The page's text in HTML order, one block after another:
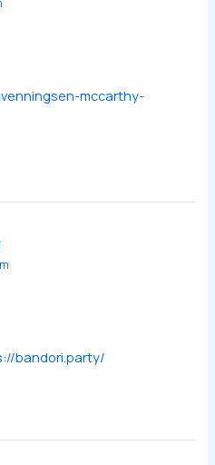
mccarthy-
bandori.party/